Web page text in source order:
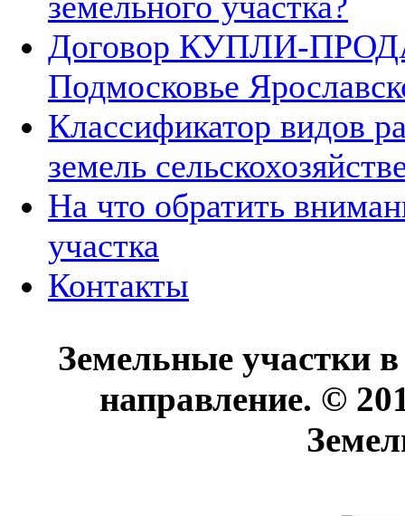
Договор КУПЛИ-
Подмосковье
Классификатор видов
земель
На что обратить
участка
Контакты
Земельные участки
направление. ©